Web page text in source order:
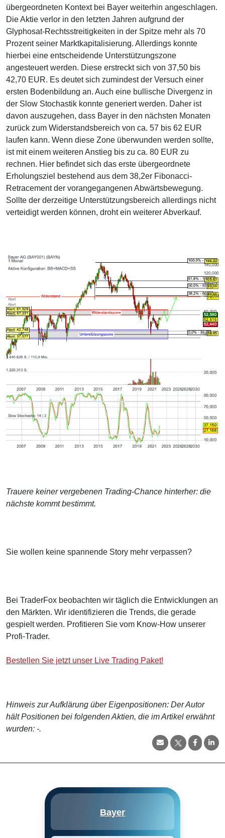
übergeordneten Kontext bei Bayer weiterhin angeschlagen.
Die Aktie verlor in den letzten Jahren aufgrund der
Glyphosat-Rechtsstreitigkeiten in der Spitze mehr als 70
Prozent seiner Marktkapitalisierung. Allerdings konnte
hierbei eine entscheidende Unterstützungszone
angesteuert werden. Diese erstreckt sich von 37,50 bis
42,70 EUR. Es deutet sich zumindest der Versuch einer
ersten Bodenbildung an. Auch eine bullische Divergenz in
der Slow Stochastik konnte generiert werden. Daher ist
davon auszugehen, dass Bayer in den nächsten Monaten
zurück zum Widerstandsbereich von ca. 57 bis 62 EUR
laufen kann. Wenn diese Zone überwunden werden sollte,
ist mit einem weiteren Anstieg bis zu ca. 80 EUR zu
rechnen. Hier befindet sich das erste übergeordnete
Erholungsziel bestehend aus dem 38,2er Fibonacci-
Retracement der vorangegangenen Abwärtsbewegung.
Sollte der derzeitige Unterstützungsbereich allerdings nicht
verteidigt werden können, droht ein weiterer Abverkauf.
Trauere keiner vergebenen Trading-Chance hinterher: die
nächste kommt bestimmt.
Sie wollen keine spannende Story mehr verpassen?
Bei TraderFox beobachten wir täglich die Entwicklungen an
den Märkten. Wir identifizieren die Trends, die gerade
gespielt werden. Profitieren Sie vom Know-How unserer
Profi-Trader.
Bestellen Sie jetzt unser Live Trading Paket!
Hinweis zur Aufklärung über Eigenpositionen: Der Autor
hält Positionen bei folgenden Aktien, die im Artikel erwähnt
wurden: -.
Bayer
Gesundheits- und
Landwirtschaftskonglomerat.
Gesundheitsbereich erzielt fast